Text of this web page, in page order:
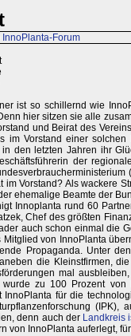
InnoPlanta-Forum
ist so schillernd wie
hier sitzen sie alle
und Beirat des
im Vorstand einer
den letzten Jahren ihr
der
Vorstand? Als wackere
ehemalige Beamte der
Innoplanta rund 60
Chef des größten
auch schon einmal die
von InnoPlanta
Propaganda. Unter
die Kleinstfirmen,
mal
zu 100 Prozent
für die
(IPK),
denn auch der Landkreis
von InnoPlanta auferlegt,